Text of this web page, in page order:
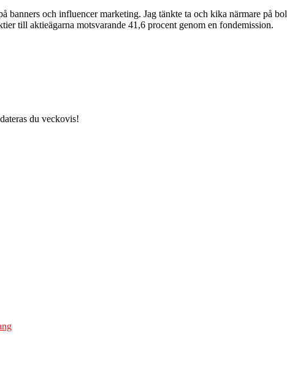
och influencer marketing. Jag tänkte ta och kika närmare på
till aktieägarna motsvarande 41,6 procent genom en fondemission.
du veckovis!